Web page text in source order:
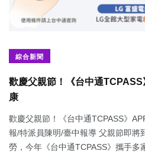
綜合新聞
歡慶父親節！《台中通
康
歡慶父親節！《台中通TCPASS》
報/特派員陳明/臺中報導 父親節即將
勞，今年《台中通TCPASS》攜手多